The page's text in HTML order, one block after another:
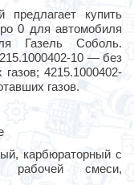
предлагает купить
0 для автомобиля
Газель Соболь.
10 — без
4215.1000402-
газов.
с
рабочей смеси,